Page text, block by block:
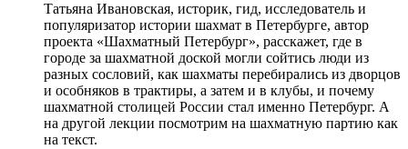
Татьяна Ивановская, историк, гид, исследователь и
популяризатор истории шахмат в Петербурге, автор
проекта «Шахматный Петербург», расскажет, где в
городе за шахматной доской могли сойтись люди из
разных сословий, как шахматы перебирались из дворцов
и особняков в трактиры, а затем и в клубы, и почему
шахматной столицей России стал именно Петербург. А
на другой лекции посмотрим на шахматную партию как
на текст.